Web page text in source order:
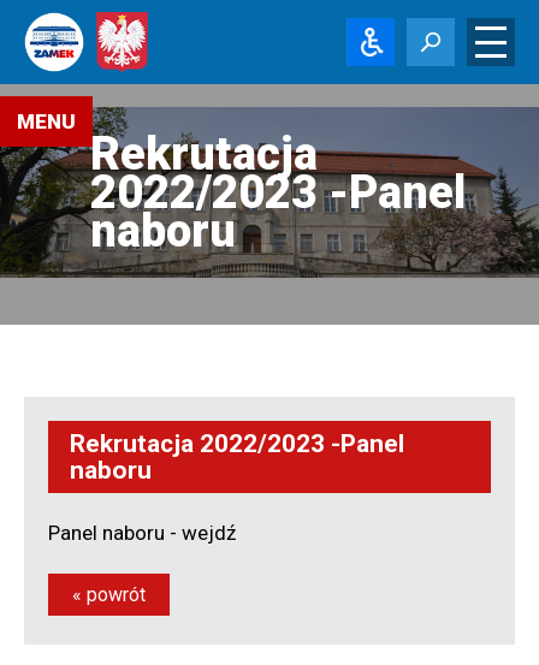
Rekrutacja
2022/2023 -Panel
naboru
MENU
Menu
Aktualności
Rekrutacja
-
Terminarz
Procedury
szkół
Rekrutacja
-
pracodawcy
Rekrutacja
Podania
Rekrutacja 2022/2023 -Panel
naboru
Panel naboru - wejdź
« powrót